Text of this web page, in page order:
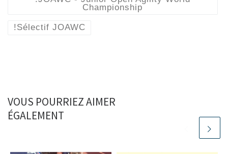
Championship
!Sélectif JOAWC
VOUS POURRIEZ AIMER
ÉGALEMENT